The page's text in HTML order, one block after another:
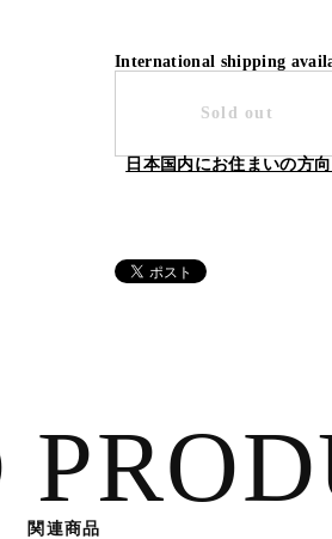
International shipping
Sold out
日本国内にお住まいの方
関連商品